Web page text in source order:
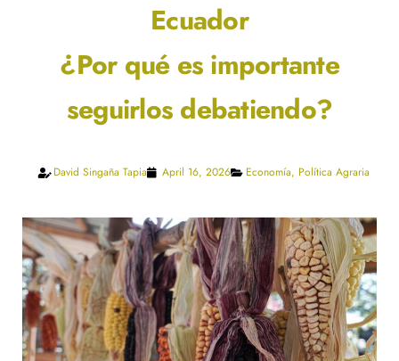
Ecuador
¿Por qué es importante
seguirlos debatiendo?
David Singaña Tapia April 16, 2026 Economía, Política Agraria